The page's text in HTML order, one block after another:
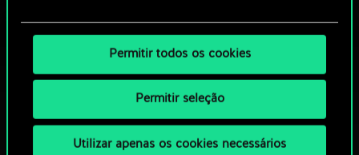
Permitir todos os cookies
Permitir seleção
Utilizar apenas os cookies necessários